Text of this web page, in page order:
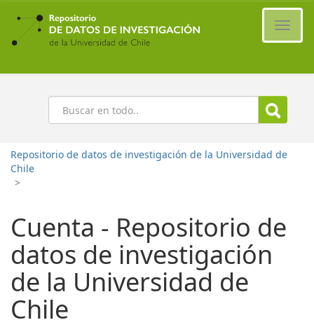
Ir
contenido
principal
Buscar
Repositorio de datos de investigación de la Universidad de
Chile
>
Cuenta - Repositorio de
datos de investigación
de la Universidad de
Chile